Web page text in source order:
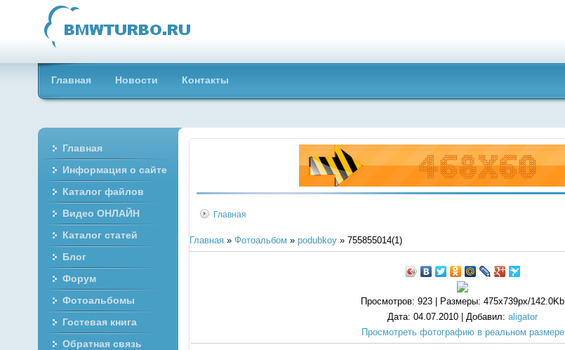
Главная Новости Контакты
Главная
Главная» Фотоальбом » podubkoy» 755855014(1)
Просмотров: 923 | Размеры: 475x739px/142.0Kb
Дата: 04.07.2010 | Добавил:aligator
Просмотреть фотографию в реальном размере
Главная
Информация о сайте
Каталог файлов
Видео ОНЛАЙН
Каталог статей
Блог
Форум
Фотоальбомы
Гостевая книга
Обратная связь